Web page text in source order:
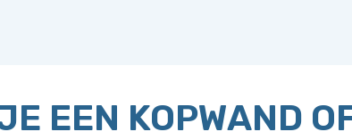
EEN KOPWAND